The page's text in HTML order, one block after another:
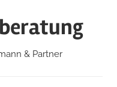
& Partner